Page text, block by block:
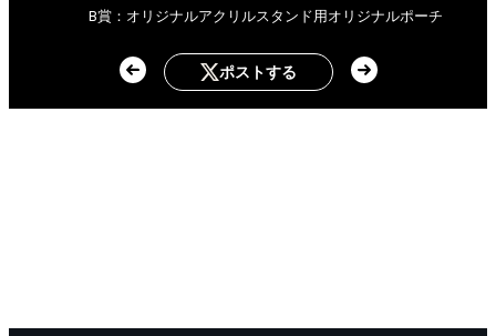
B賞：オリジナルアクリルスタンド用オリジナルポーチ
ポストする